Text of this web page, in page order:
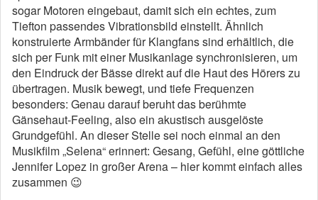
sogar Motoren eingebaut, damit sich ein echtes, zum
Tiefton passendes Vibrationsbild einstellt. Ähnlich
konstruierte Armbänder für Klangfans sind erhältlich, die
sich per Funk mit einer Musikanlage synchronisieren, um
den Eindruck der Bässe direkt auf die Haut des Hörers zu
übertragen. Musik bewegt, und tiefe Frequenzen
besonders: Genau darauf beruht das berühmte
Gänsehaut-Feeling, also ein akustisch ausgelöste
Grundgefühl. An dieser Stelle sei noch einmal an den
Musikfilm „Selena“ erinnert: Gesang, Gefühl, eine göttliche
Jennifer Lopez in großer Arena – hier kommt einfach alles
zusammen 😉